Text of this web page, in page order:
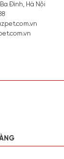
Đình, Hà Nội